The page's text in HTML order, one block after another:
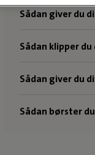
Sådan giver du
Sådan klipper
Sådan giver du
Sådan børster